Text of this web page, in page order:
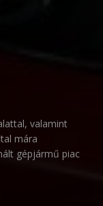
valamint
mára
gépjármű piac